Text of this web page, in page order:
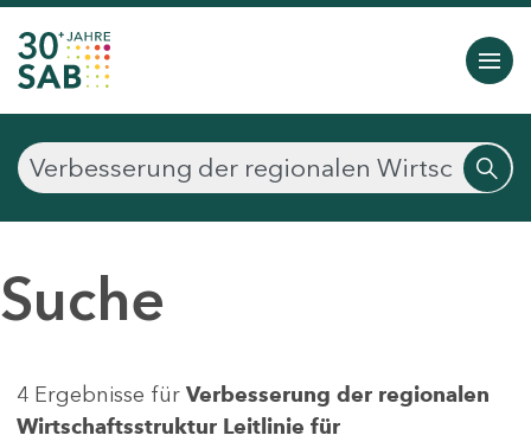
Suche
4 Ergebnisse für Verbesserung der regionalen
Wirtschaftsstruktur Leitlinie für